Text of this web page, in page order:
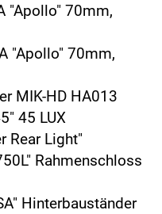
"Apollo" 70mm,
"Apollo" 70mm,
MIK-HD HA013
45 LUX
Rear Light"
Rahmenschloss
Hinterbauständer